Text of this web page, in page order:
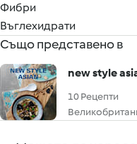
Фибри
Въглехидрати
Също представено в
new style
10 Рецепти